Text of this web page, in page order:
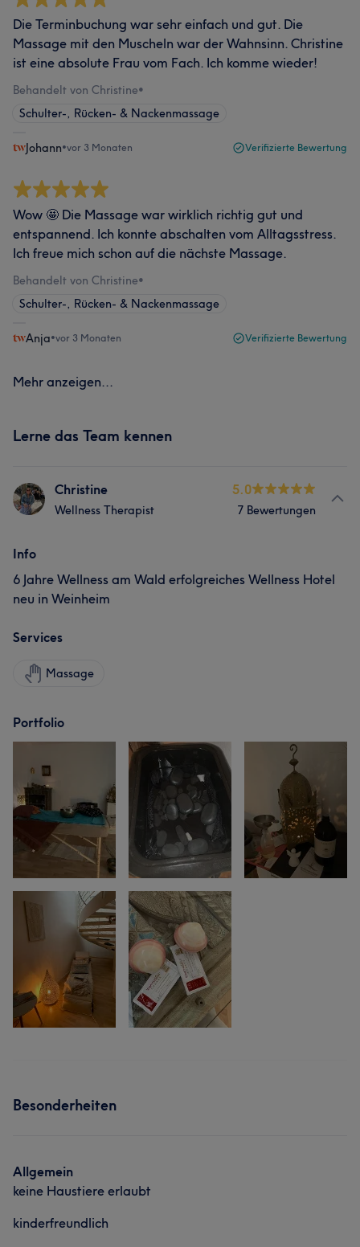
Die Terminbuchung war sehr einfach und gut. Die
Massage mit den Muscheln war der Wahnsinn. Christine
ist eine absolute Frau vom Fach. Ich komme wieder!
Behandelt von Christine•
Schulter-, Rücken- & Nackenmassage
Johann•vor 3 Monaten Verifizierte Bewertung
Wow 🤩 Die Massage war wirklich richtig gut und
entspannend. Ich konnte abschalten vom Alltagsstress.
Ich freue mich schon auf die nächste Massage.
Behandelt von Christine•
Schulter-, Rücken- & Nackenmassage
Anja•vor 3 Monaten Verifizierte Bewertung
Mehr anzeigen...
Lerne das Team kennen
Christine
Wellness Therapist
5.0
7 Bewertungen
Info
6 Jahre Wellness am Wald erfolgreiches Wellness Hotel
neu in Weinheim
Services
Massage
Portfolio
Besonderheiten
Allgemein
keine Haustiere erlaubt
kinderfreundlich